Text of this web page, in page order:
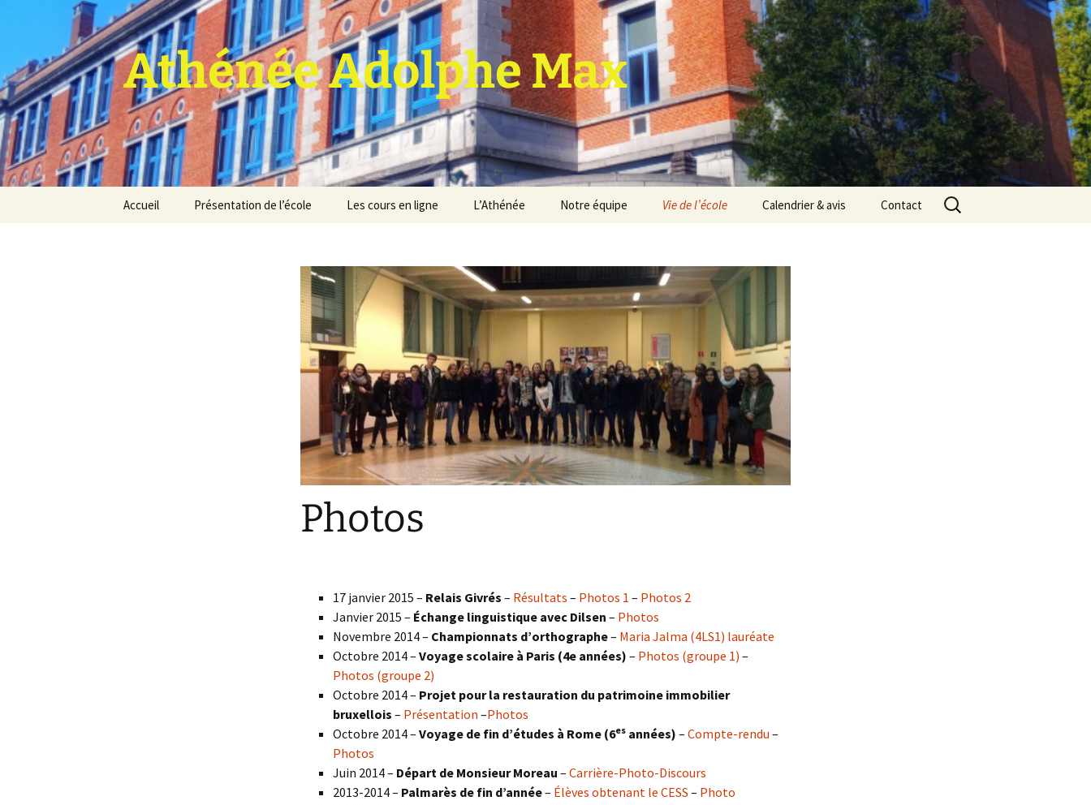
Athénée Adolphe Max
Accueil Présentation de l’école Les cours en ligne
Règlement d’ordre
intérieur
L’Athénée
Service de médiation
Les Anciens
Conseil de participation
Sections
Initiatives pédagogiques Stage d’écologie
Examens 3e degré
Notre équipe Vie de l’école Calendrier & avis Contact
Rechercher :
Photos
17 janvier 2015 – Relais Givrés – Résultats – Photos 1 – Photos 2
Janvier 2015 – Échange linguistique avec Dilsen – Photos
Novembre 2014 – Championnats d’orthographe– Maria Jalma (4LS1) lauréate
Octobre 2014 – Voyage scolaire à Paris (4e années) – Photos (groupe 1) –
Photos (groupe 2)
Octobre 2014 – Projet pour la restauration du patrimoine immobilier
bruxellois – Présentation –Photos
Octobre 2014 – Voyage de fin d’études à Rome (6es années) – Compte-rendu –
Photos
Juin 2014 – Départ de Monsieur Moreau – Carrière-Photo-Discours
2013-2014 – Palmarès de fin d’année– Élèves obtenant le CESS – Photo